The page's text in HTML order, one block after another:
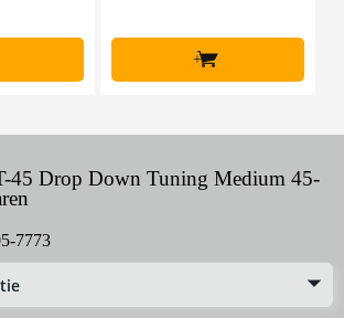
+
45 Drop Down Tuning Medium 45-
7773